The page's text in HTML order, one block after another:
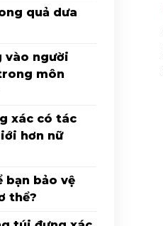
quả dưa
vào người
môn
xác có tác
hơn nữ
bạn bảo vệ
thể?